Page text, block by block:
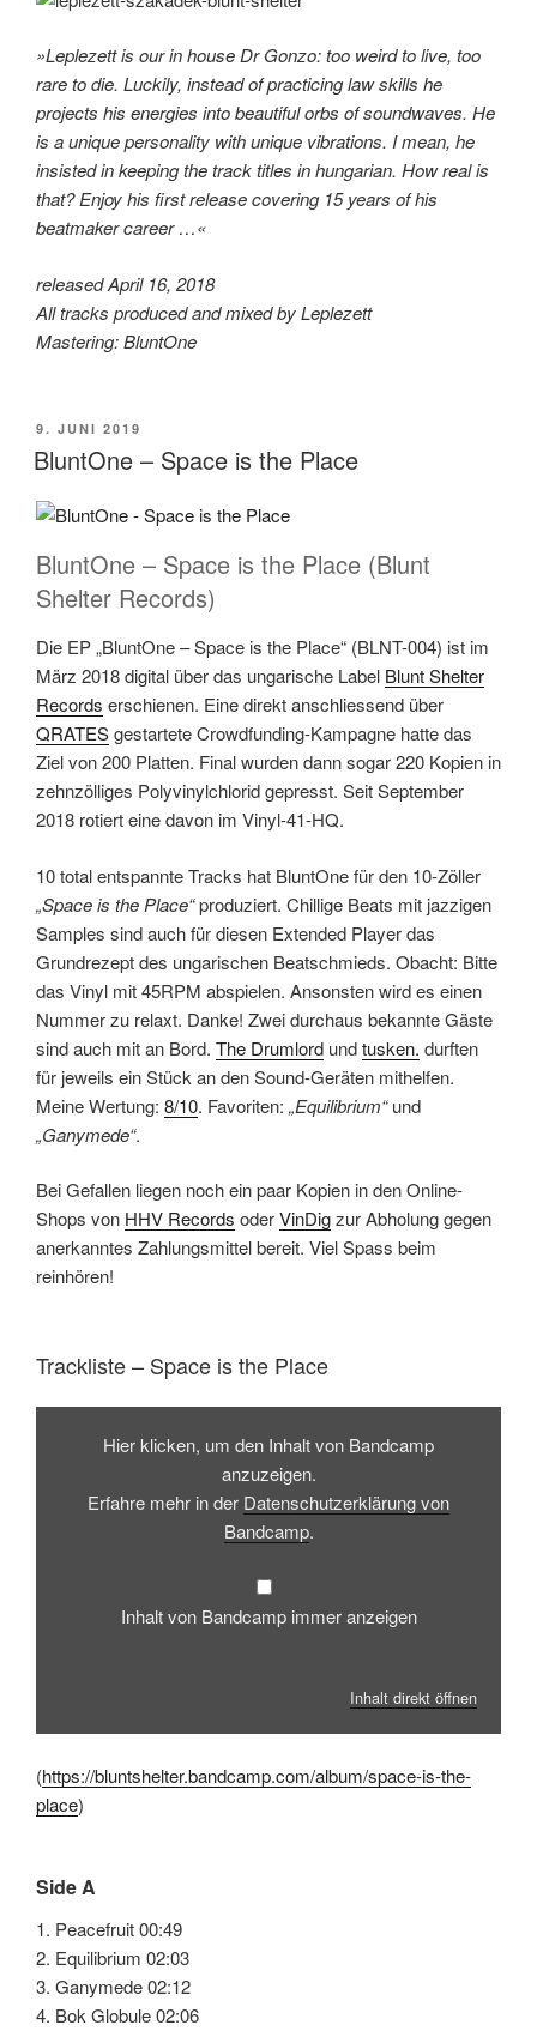
»Leplezett is our in house Dr Gonzo: too weird to live, too
rare to die. Luckily, instead of practicing law skills he
projects his energies into beautiful orbs of soundwaves. He
is a unique personality with unique vibrations. I mean, he
insisted in keeping the track titles in hungarian. How real is
that? Enjoy his first release covering 15 years of his
beatmaker career …«
released April 16, 2018
All tracks produced and mixed by Leplezett
Mastering: BluntOne
VERÖFFENTLICHT
AM
9. JUNI 2019
BluntOne – Space is the Place
BluntOne – Space is the Place (Blunt
Shelter Records)
Die EP „BluntOne – Space is the Place“ (BLNT-004) ist im
März 2018 digital über das ungarische Label Blunt Shelter
Records erschienen. Eine direkt anschliessend über
QRATESgestartete Crowdfunding-Kampagne hatte das
Ziel von 200 Platten. Final wurden dann sogar 220 Kopien in
zehnzölliges Polyvinylchlorid gepresst. Seit September
2018 rotiert eine davon im Vinyl-41-HQ.
10 total entspannte Tracks hat BluntOne für den 10-Zöller
„Space is the Place“produziert. Chillige Beats mit jazzigen
Samples sind auch für diesen Extended Player das
Grundrezept des ungarischen Beatschmieds. Obacht: Bitte
das Vinyl mit 45RPM abspielen. Ansonsten wird es einen
Nummer zu relaxt. Danke! Zwei durchaus bekannte Gäste
sind auch mit an Bord. The Drumlord undtusken. durften
für jeweils ein Stück an den Sound-Geräten mithelfen.
Meine Wertung: 8/10. Favoriten: „Equilibrium“und
„Ganymede“.
Bei Gefallen liegen noch ein paar Kopien in den Online-
Shops von HHV Records oderVinDigzur Abholung gegen
anerkanntes Zahlungsmittel bereit. Viel Spass beim
reinhören!
Trackliste – Space is the Place
Inhalt
BandcampHier klicken, um den Inhalt von Bandcamp
anzuzeigen.
Erfahre mehr in der Datenschutzerklärung von
Bandcamp.
Inhalt von Bandcamp immer anzeigen
Inhalt direkt öffnen
(https://bluntshelter.bandcamp.com/album/space-is-the-
place)
Side A
1. Peacefruit 00:49
2. Equilibrium 02:03
3. Ganymede 02:12
4. Bok Globule 02:06